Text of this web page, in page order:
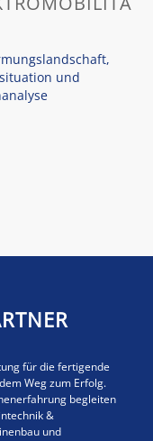
und
für die fertigende
Weg zum Erfolg.
begleiten
&
und